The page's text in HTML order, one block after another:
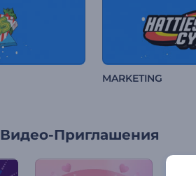
MARKETING
Видео-Приглашения